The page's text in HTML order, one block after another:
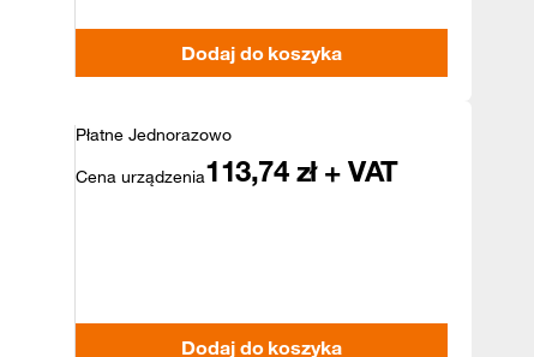
Dodaj do koszyka
Płatne Jednorazowo
Cena urządzenia113,74 zł + VAT
Dodaj do koszyka